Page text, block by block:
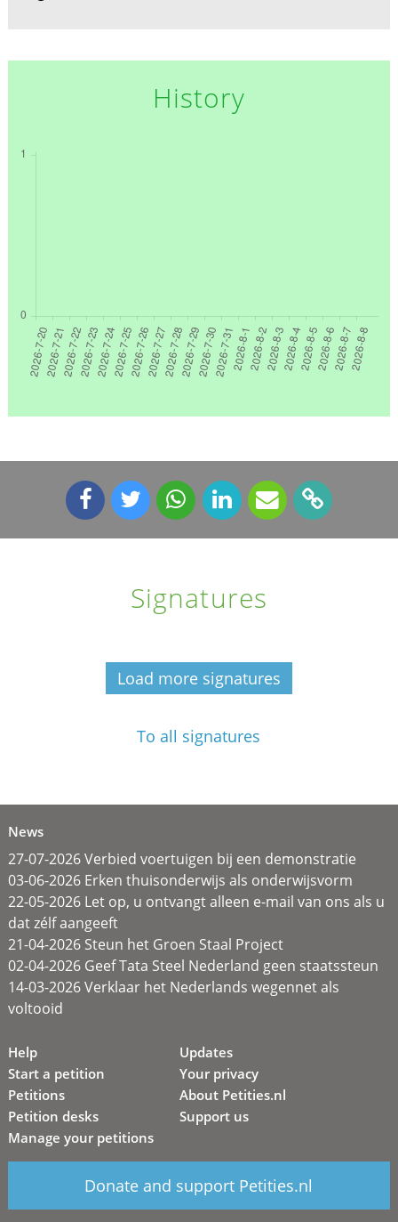
History
Signatures
Load more signatures
To all signatures
News
27-07-2026 Verbied voertuigen bij een demonstratie
03-06-2026 Erken thuisonderwijs als onderwijsvorm
22-05-2026 Let op, u ontvangt alleen e-mail van ons als u
dat zélf aangeeft
21-04-2026 Steun het Groen Staal Project
02-04-2026 Geef Tata Steel Nederland geen staatssteun
14-03-2026 Verklaar het Nederlands wegennet als
voltooid
Help
Start a petition
Petitions
Petition desks
Manage your petitions
Updates
Your privacy
About Petities.nl
Support us
Donate and support Petities.nl